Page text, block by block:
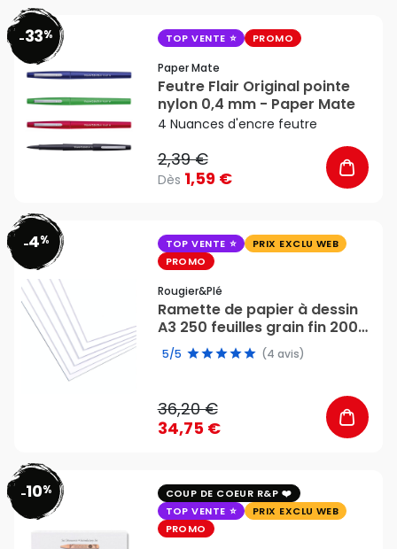
-33% TOP VENTE PROMO
Paper Mate
Feutre Flair Original pointe
nylon 0,4 mm - Paper Mate
4 Nuances d'encre feutre
2,39 €
Dès 1,59 €
-4% TOP VENTE
PRIX EXCLU WEB
PROMO
Rougier&plé
Ramette de papier à dessin
A3 250 feuilles grain fin 200
g/m² - Rougier&Plé
5/5 (4 avis)
36,20 €
34,75 €
-10%
COUP DE COEUR R&P
TOP VENTE
PRIX EXCLU WEB
PROMO